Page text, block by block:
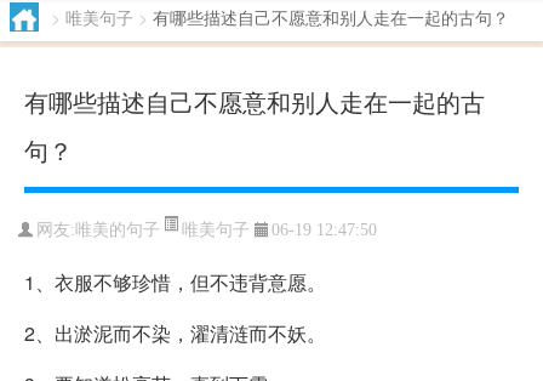
> 唯美句子 > 有哪些描述自己不愿意和别人走在一起的古句？
有哪些描述自己不愿意和别人走在一起的古
句？
网友: 唯美的句子 唯美句子 06-19 12:47:50
1、衣服不够珍惜，但不违背意愿。
2、出淤泥而不染，濯清涟而不妖。